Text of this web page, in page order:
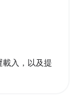
載入，以及提